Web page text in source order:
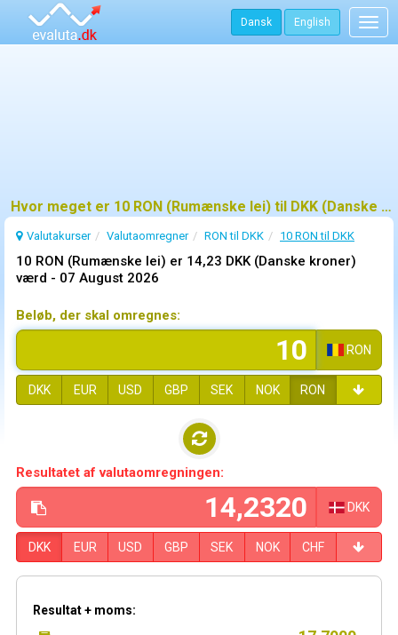
Dansk English
Hvor meget er 10 RON (Rumænske lei) til DKK (Danske kroner)?
Valutakurser Valutaomregner RON til DKK 10 RON til DKK
10 RON (Rumænske lei) er 14,23 DKK (Danske kroner)
værd - 07 August 2026
Beløb, der skal omregnes:
RON
DKK EUR USD GBP SEK NOK RON
Resultatet af valutaomregningen:
DKK
DKK EUR USD GBP SEK NOK CHF
Resultat + moms: